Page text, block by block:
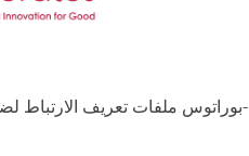
درجة
ملفات تعريف الارتباط